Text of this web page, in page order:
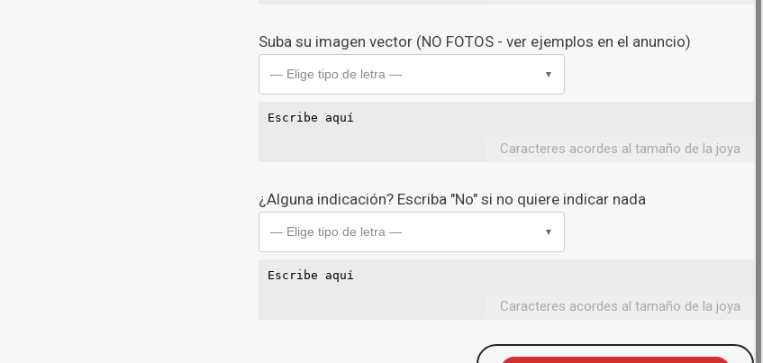
Suba su imagen vector (NO FOTOS - ver ejemplos en el anuncio)
— Elige tipo de letra — ▼
Caracteres acordes al tamaño de la joya
¿Alguna indicación? Escriba "No" si no quiere indicar nada
— Elige tipo de letra — ▼
Caracteres acordes al tamaño de la joya